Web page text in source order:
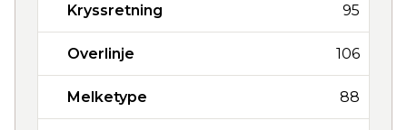
Kryssretning 95
Overlinje 106
Melketype 88